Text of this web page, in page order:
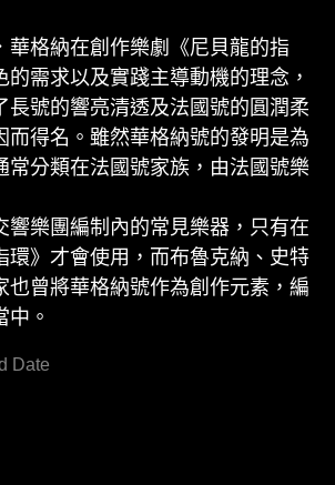
華格納在創作樂劇《尼貝龍的指
的需求以及實踐主導動機的理念，
長號的響亮清透及法國號的圓潤柔
而得名。雖然華格納號的發明是為
常分類在法國號家族，由法國號樂
響樂團編制內的常見樂器，只有在
環》才會使用，而布魯克納、史特
也曾將華格納號作為創作元素，編
中。
Date